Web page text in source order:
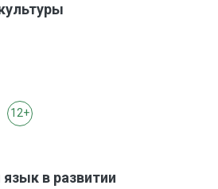
12+
в развитии